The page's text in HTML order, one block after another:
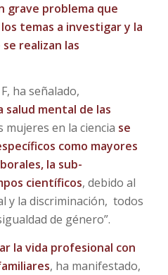
grave problema que
temas a investigar y la
realizan las
ha señalado,
salud mental de las
mujeres en la ciencia se
como mayores
la sub-
científicos, debido al
y la discriminación, todos
de género”.
la vida profesional con
, ha manifestado,